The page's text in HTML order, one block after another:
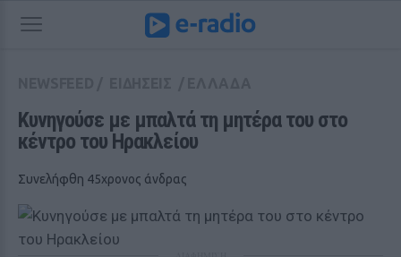
Κυνηγούσε με μπαλτά τη μητέρα του στο
κέντρο του Ηρακλείου
Συνελήφθη 45χρονος άνδρας